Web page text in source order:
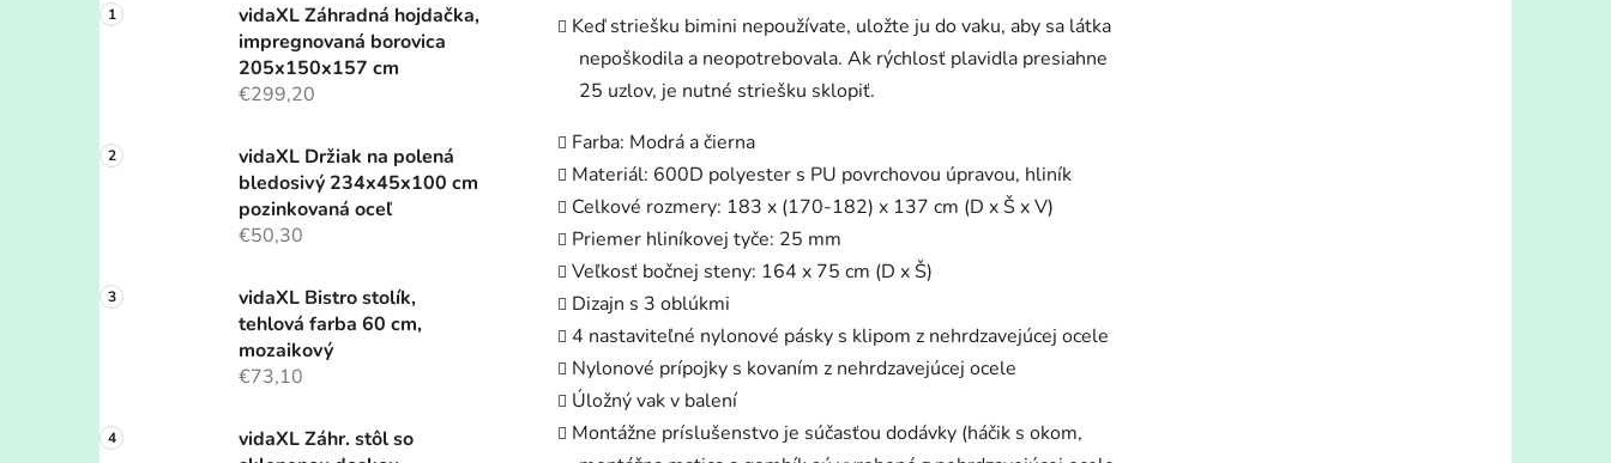
vidaXL Záhradná hojdačka,
impregnovaná borovica
205x150x157 cm
€299,20
vidaXL Držiak na polená
bledosivý 234x45x100 cm
pozinkovaná oceľ
€50,30
vidaXL Bistro stolík,
tehlová farba 60 cm,
mozaikový
€73,10
vidaXL Záhr. stôl so
Keď striešku bimini nepoužívate, uložte ju do vaku, aby sa látka
nepoškodila a neopotrebovala. Ak rýchlosť plavidla presiahne
25 uzlov, je nutné striešku sklopiť.
Farba: Modrá a čierna
Materiál: 600D polyester s PU povrchovou úpravou, hliník
Celkové rozmery: 183 x (170-182) x 137 cm (D x Š x V)
Priemer hliníkovej tyče: 25 mm
Veľkosť bočnej steny: 164 x 75 cm (D x Š)
Dizajn s 3 oblúkmi
4 nastaviteľné nylonové pásky s klipom z nehrdzavejúcej ocele
Nylonové prípojky s kovaním z nehrdzavejúcej ocele
Úložný vak v balení
Montážne príslušenstvo je súčasťou dodávky (háčik s okom,